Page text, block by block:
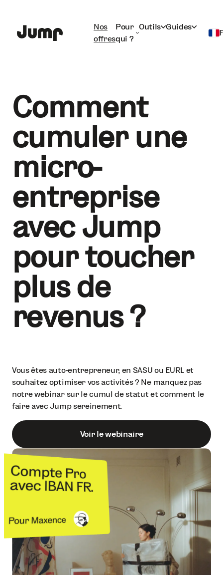
Nos
offres
Pour
qui ?
Outils Guides
Comment
cumuler une
micro-
entreprise
avec Jump
pour toucher
plus de
revenus ?
Vous êtes auto-entrepreneur, en SASU ou EURL et
souhaitez optimiser vos activités ? Ne manquez pas
notre webinar sur le cumul de statut et comment le
faire avec Jump sereinement.
Voir le webinaire